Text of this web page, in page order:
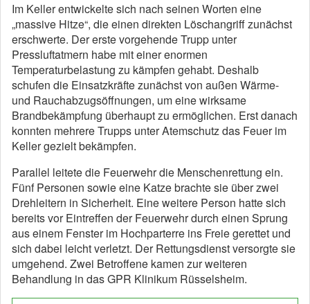
Im Keller entwickelte sich nach seinen Worten eine
„massive Hitze“, die einen direkten Löschangriff zunächst
erschwerte. Der erste vorgehende Trupp unter
Pressluftatmern habe mit einer enormen
Temperaturbelastung zu kämpfen gehabt. Deshalb
schufen die Einsatzkräfte zunächst von außen Wärme-
und Rauchabzugsöffnungen, um eine wirksame
Brandbekämpfung überhaupt zu ermöglichen. Erst danach
konnten mehrere Trupps unter Atemschutz das Feuer im
Keller gezielt bekämpfen.
Parallel leitete die Feuerwehr die Menschenrettung ein.
Fünf Personen sowie eine Katze brachte sie über zwei
Drehleitern in Sicherheit. Eine weitere Person hatte sich
bereits vor Eintreffen der Feuerwehr durch einen Sprung
aus einem Fenster im Hochparterre ins Freie gerettet und
sich dabei leicht verletzt. Der Rettungsdienst versorgte sie
umgehend. Zwei Betroffene kamen zur weiteren
Behandlung in das GPR Klinikum Rüsselsheim.